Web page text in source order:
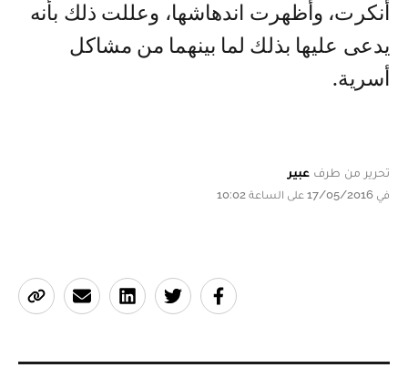
أنكرت، وأظهرت اندهاشها، وعللت ذلك بأنه
يدعى عليها بذلك لما بينهما من مشاكل
أسرية.
تحرير من طرف عبير
في 17/05/2016 على الساعة 10:02